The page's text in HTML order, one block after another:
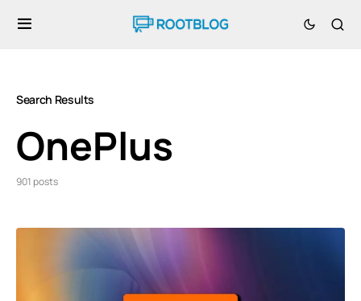
Search Results
OnePlus
901 posts